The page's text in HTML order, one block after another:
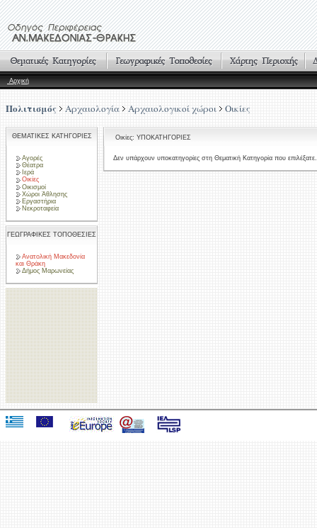
Αρχική
Πολιτισμός Αρχαιολογία Αρχαιολογικοί χώροι Οικίες
ΘΕΜΑΤΙΚΕΣ ΚΑΤΗΓΟΡΙΕΣ
Αγορές
Θέατρα
Ιερά
Οικίες
Οικισμοί
Χώροι Άθλησης
Εργαστήρια
Νεκροταφεία
ΓΕΩΓΡΑΦΙΚΕΣ ΤΟΠΟΘΕΣΙΕΣ
Ανατολική Μακεδονία
και Θράκη
Δήμος Μαρωνείας
Οικίες: ΥΠΟΚΑΤΗΓΟΡΙΕΣ
Δεν υπάρχουν υποκατηγορίες στη Θεματική Κατηγορία που επιλέξατε.